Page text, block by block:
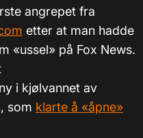
angrepet fra
etter at man hadde
«ussel» på Fox News.
i kjølvannet av
som klarte å «åpne»